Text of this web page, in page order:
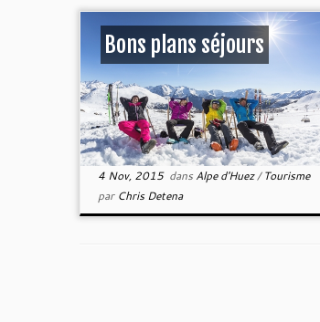
Bons plans séjours
4 Nov, 2015dans Alpe d'Huez/Tourisme
par Chris Detena